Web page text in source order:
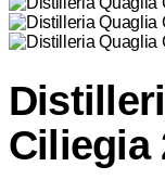
Ciliegia